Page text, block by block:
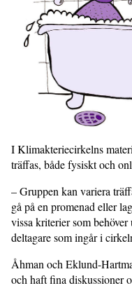
I Klimakteriecirkelns
träffas, både fysiskt och
– Gruppen kan variera
gå på en promenad eller
vissa kriterier som
deltagare som ingår i
Åhman och Eklund-
och haft fina diskussioner